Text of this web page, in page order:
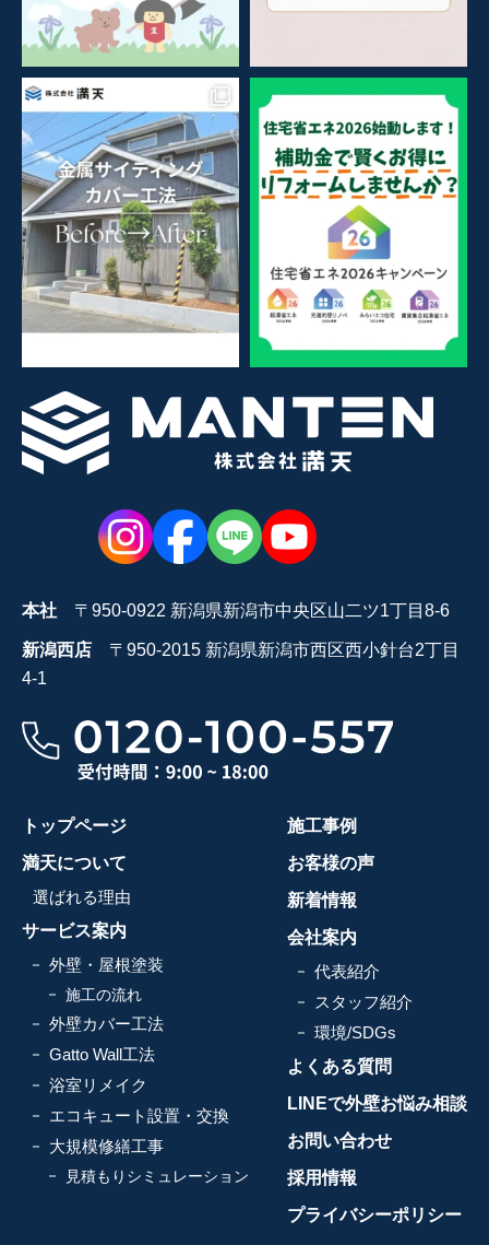
本社 〒950-0922 新潟県新潟市中央区山二ツ1丁目8-6
新潟西店 〒950-2015 新潟県新潟市西区西小針台2丁目
4-1
トップページ
満天について
選ばれる理由
サービス案内
外壁・屋根塗装
施工の流れ
外壁カバー工法
Gatto Wall工法
浴室リメイク
エコキュート設置・交換
大規模修繕工事
見積もりシミュレーション
施工事例
お客様の声
新着情報
会社案内
代表紹介
スタッフ紹介
環境/SDGs
よくある質問
LINEで外壁お悩み相談
お問い合わせ
採用情報
プライバシーポリシー